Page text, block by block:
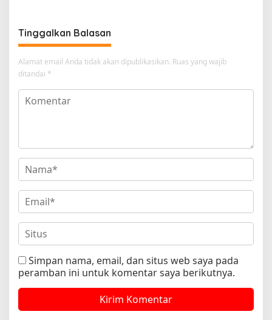
Tinggalkan Balasan
Alamat email Anda tidak akan dipublikasikan. Ruas yang wajib
ditandai *
Simpan nama, email, dan situs web saya pada
peramban ini untuk komentar saya berikutnya.